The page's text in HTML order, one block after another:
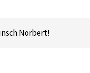
Norbert!